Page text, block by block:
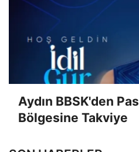
Aydın BBSK'den
Bölgesine Takviye